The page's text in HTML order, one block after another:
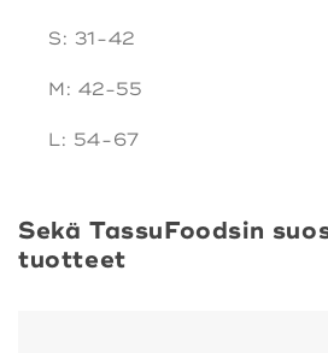
S: 31-42
M: 42-55
L: 54-67
Sekä TassuFoodsin
tuotteet